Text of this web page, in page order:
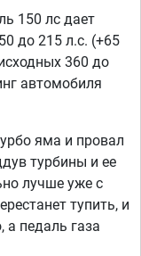
150 лс дает
до 215 л.с. (+65
360 до
автомобиля
яма и провал
турбины и ее
лучше уже с
тупить, и
а педаль газа